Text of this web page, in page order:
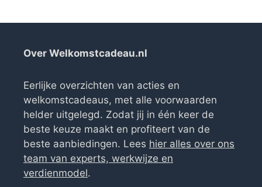
Over Welkomstcadeau.nl
Eerlijke overzichten van acties en
welkomstcadeaus, met alle voorwaarden
helder uitgelegd. Zodat jij in één keer de
beste keuze maakt en profiteert van de
beste aanbiedingen. Lees hier alles over ons
team van experts, werkwijze en
verdienmodel.